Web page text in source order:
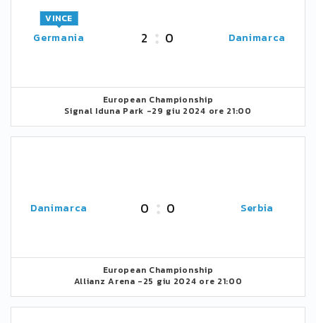
Germania
VINCE
2 0 Danimarca
European Championship
Signal Iduna Park -29 giu 2024 ore 21:00
Danimarca 0 0 Serbia
European Championship
Allianz Arena -25 giu 2024 ore 21:00